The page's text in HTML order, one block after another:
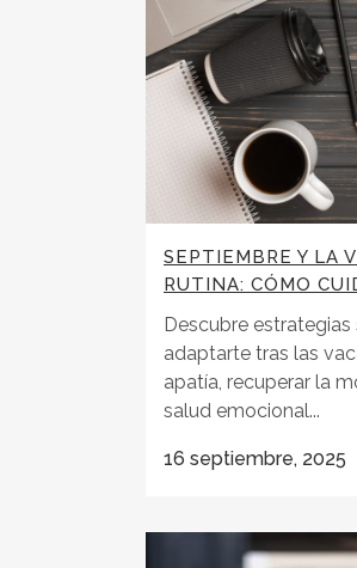
SEPTIEMBRE Y LA
RUTINA: CÓMO
Descubre estrategias
adaptarte tras las
apatía, recuperar la
salud emocional...
16 septiembre, 2025